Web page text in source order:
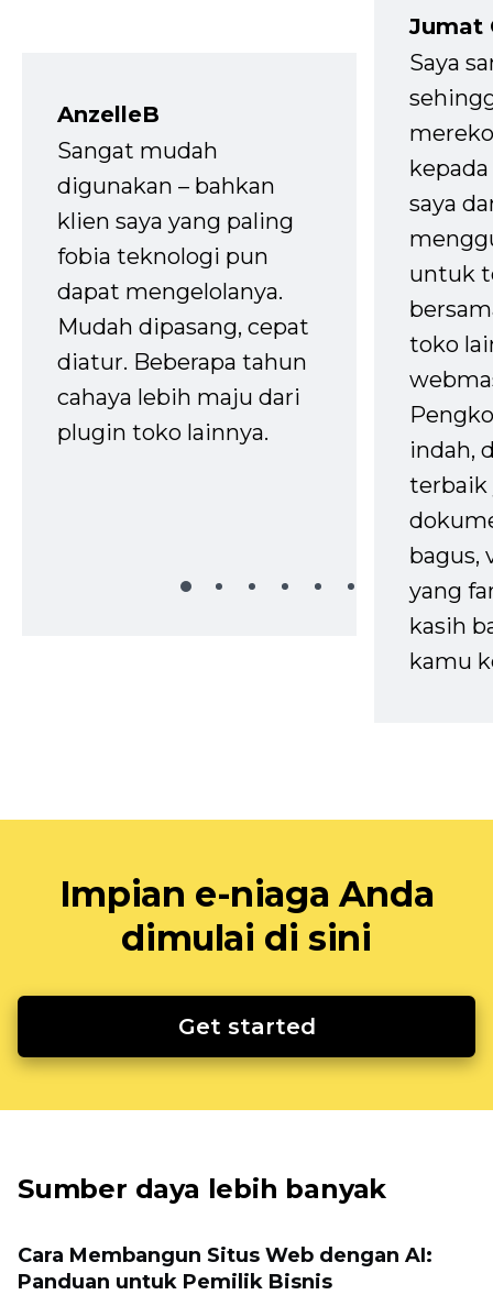
AnzelleB
Sangat mudah
digunakan – bahkan
klien saya yang paling
fobia teknologi pun
dapat mengelolanya.
Mudah dipasang, cepat
diatur. Beberapa tahun
cahaya lebih maju dari
plugin toko lainnya.
Jumat
Saya
saya
untuk
toko
indah,
terbaik
bagus,
yang
kasih
kamu
Impian e-niaga Anda
dimulai di sini
Get started
Sumber daya lebih banyak
Cara Membangun Situs Web dengan AI:
Panduan untuk Pemilik Bisnis